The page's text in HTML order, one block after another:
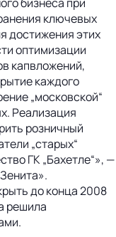
ключевых
достижения этих
оптимизации
капвложений,
каждого
„московской“
Реализация
розничный
„старых“
ГК „Бахетле“», —
до конца 2008
решила